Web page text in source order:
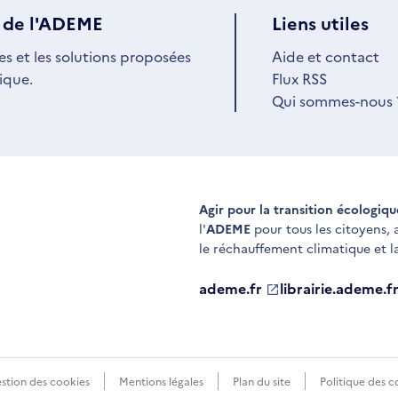
l'ADEME
et les solutions proposées
Liens utiles
Aide et contact
Flux RSS
Qui sommes-nous
Agir pour la transition
l'ADEME pour tous les citoyens,
le réchauffement climatique et
ademe.fr
S'ouvre librairie.ademe.fr
S'ouvre
des cookies Mentions légales Plan du site Politique des